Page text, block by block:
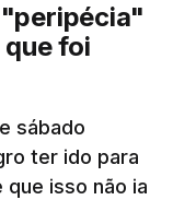
foi
sábado
ter ido para
isso não ia